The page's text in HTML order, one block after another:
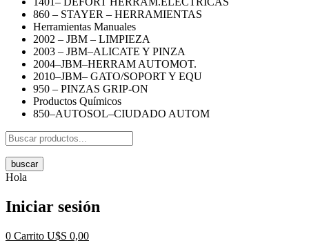
860 – STAYER – HERRAMIENTAS
Herramientas Manuales
2002 – JBM – LIMPIEZA
2003 – JBM–ALICATE Y PINZA
2004–JBM–HERRAM AUTOMOT.
2010–JBM– GATO/SOPORT Y EQU
950 – PINZAS GRIP-ON
Productos Químicos
850–AUTOSOL–CIUDADO AUTOM
buscar
Hola
Iniciar sesión
0 Carrito U$S 0,00